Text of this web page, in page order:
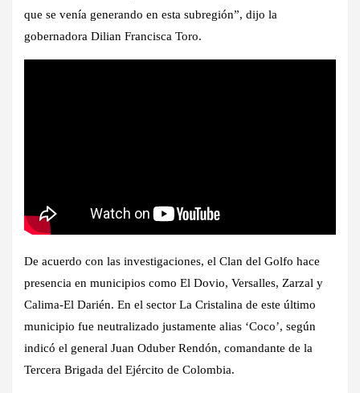
que se venía generando en esta subregión”, dijo la
gobernadora Dilian Francisca Toro.
De acuerdo con las investigaciones, el Clan del Golfo hace
presencia en municipios como El Dovio, Versalles, Zarzal y
Calima-El Darién. En el sector La Cristalina de este último
municipio fue neutralizado justamente alias ‘Coco’, según
indicó el general Juan Oduber Rendón, comandante de la
Tercera Brigada del Ejército de Colombia.